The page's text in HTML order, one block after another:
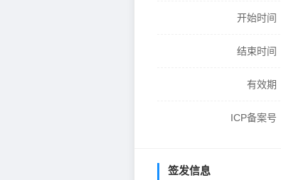
开始时间
结束时间
有效期
ICP备案号
签发信息